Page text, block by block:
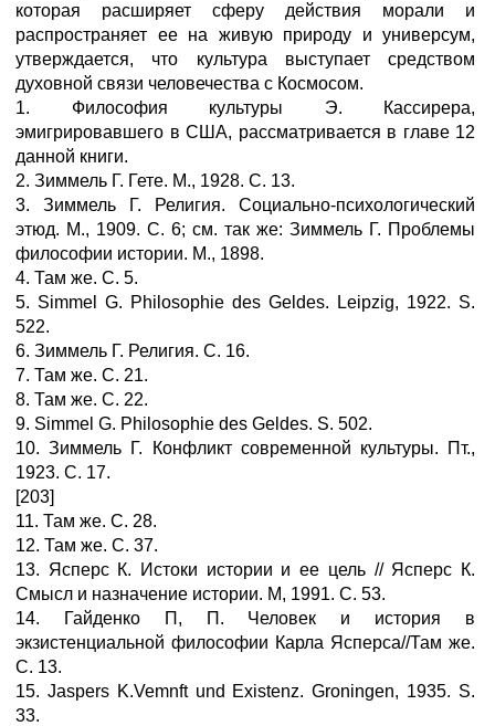
которая расширяет сферу действия морали и
распространяет ее на живую природу и универсум,
утверждается, что культура выступает средством
духовной связи человечества с Космосом.
1. Философия культуры Э. Кассирера,
эмигрировавшего в США, рассматривается в главе 12
данной книги.
2. Зиммель Г. Гете. М., 1928. С. 13.
3. Зиммель Г. Религия. Социально-психологический
этюд. М., 1909. С. 6; см. так же: Зиммель Г. Проблемы
философии истории. М., 1898.
4. Там же. С. 5.
5. Simmel G. Philosophie des Geldes. Leipzig, 1922. S.
522.
6. Зиммель Г. Религия. С. 16.
7. Там же. С. 21.
8. Там же. С. 22.
9. Simmel G. Philosophie des Geldes. S. 502.
10. Зиммель Г. Конфликт современной культуры. Пт.,
1923. С. 17.
[203]
11. Там же. С. 28.
12. Там же. С. 37.
13. Ясперс К. Истоки истории и ее цель // Ясперс К.
Смысл и назначение истории. М, 1991. С. 53.
14. Гайденко П, П. Человек и история в
экзистенциальной философии Карла Ясперса//Там же.
С. 13.
15. Jaspers K.Vemnft und Existenz. Groningen, 1935. S.
33.